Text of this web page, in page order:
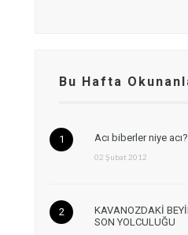
Bu Hafta
Acı biberler niye acı?
02 Şubat 2012
KAVANOZDAKİ
SON YOLCULUĞU